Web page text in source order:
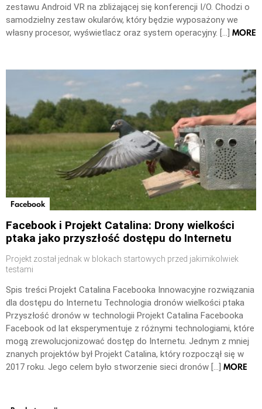
zestawu Android VR na zbliżającej się konferencji I/O. Chodzi o
samodzielny zestaw okularów, który będzie wyposażony we
własny procesor, wyświetlacz oraz system operacyjny. […] MORE
Facebook
Facebook i Projekt Catalina: Drony wielkości
ptaka jako przyszłość dostępu do Internetu
Projekt został jednak w blokach startowych przed jakimikolwiek
testami
Spis treści Projekt Catalina Facebooka Innowacyjne rozwiązania
dla dostępu do Internetu Technologia dronów wielkości ptaka
Przyszłość dronów w technologii Projekt Catalina Facebooka
Facebook od lat eksperymentuje z różnymi technologiami, które
mogą zrewolucjonizować dostęp do Internetu. Jednym z mniej
znanych projektów był Projekt Catalina, który rozpoczął się w
2017 roku. Jego celem było stworzenie sieci dronów […] MORE